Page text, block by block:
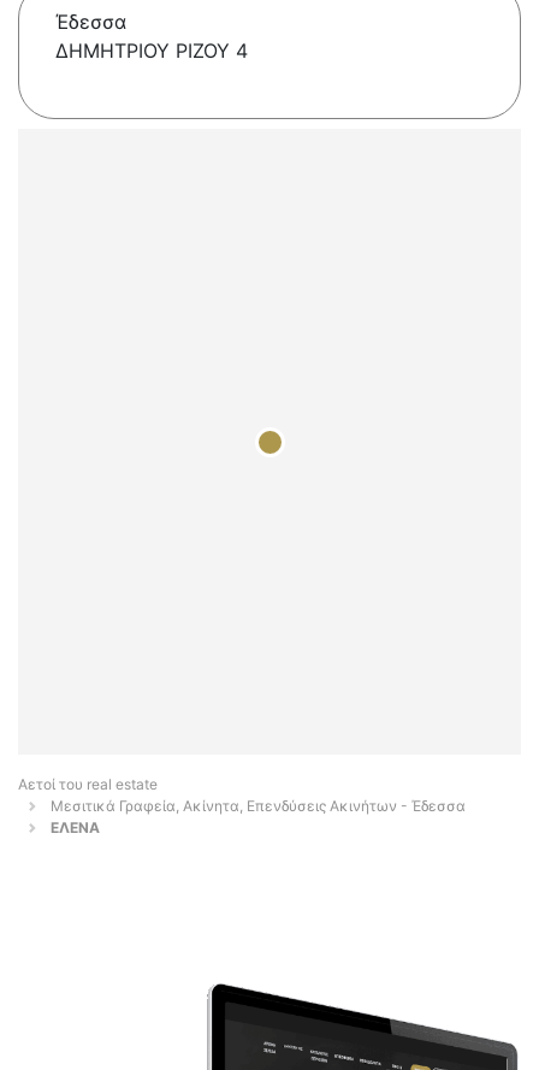
Έδεσσα
ΔΗΜΗΤΡΙΟΥ ΡΙΖΟΥ 4
Αετοί του real estate
Μεσιτικά Γραφεία, Ακίνητα, Επενδύσεις Ακινήτων - Έδεσσα
ΕΛΕΝΑ